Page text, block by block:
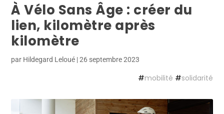
À Vélo Sans Âge : créer du
lien, kilomètre après
kilomètre
par Hildegard Leloué |26 septembre 2023
#mobilité #solidarité